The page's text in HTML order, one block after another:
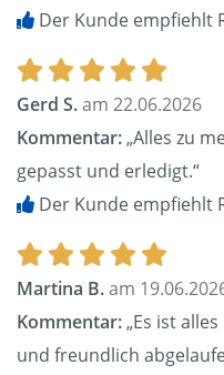
Der Kunde empfiehlt
Gerd S.am 22.06.2026
Kommentar:„Alles zu
gepasst und erledigt.“
Der Kunde empfiehlt
Martina B.am
Kommentar:„Es ist
und freundlich